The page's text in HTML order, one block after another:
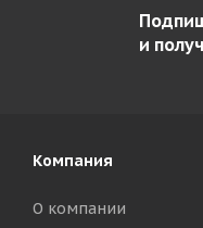
и
Компания
О компании